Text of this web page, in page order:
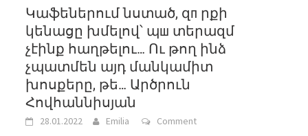
Կաֆեներում նստած, զп րքի
կենացը խմելով՝ պш տերազմ
չէինք հաղթելու… Ու թող ինձ
չպատմեն այդ մանկամիտ
խոսքերը, թե… Արծրուն
Հովհաննիսյան
28.01.2022 Emilia Comment